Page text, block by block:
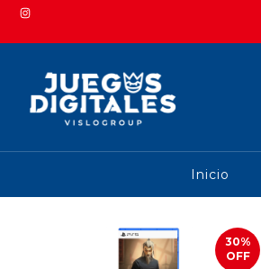
Inicio
30%
OFF